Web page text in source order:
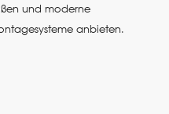
und moderne
anbieten.